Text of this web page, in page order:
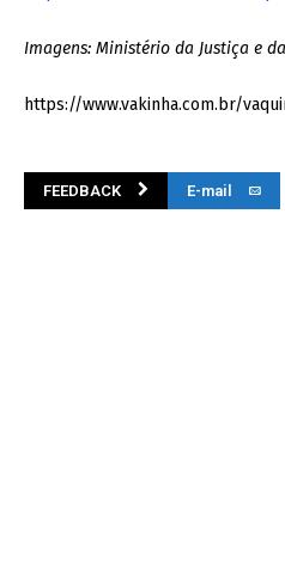
Imagens: Ministério da Justiça e
https://www.vakinha.com.br/
FEEDBACK E-mail